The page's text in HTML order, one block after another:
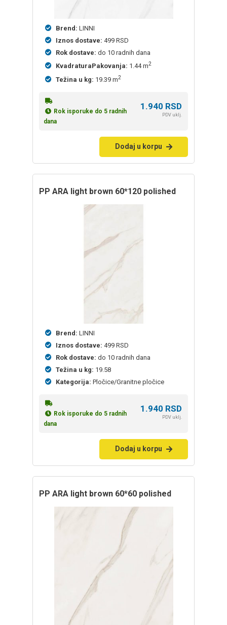
Brend: LINNI
Iznos dostave: 499 RSD
Rok dostave: do 10 radnih dana
KvadraturaPakovanja: 1.44 m2
Težina u kg: 19.39 m2
Rok isporuke do 5 radnih
dana
1.940 RSD
PDV uklj.
Dodaj u korpu
PP ARA light brown 60*120 polished
Brend: LINNI
Iznos dostave: 499 RSD
Rok dostave: do 10 radnih dana
Težina u kg: 19.58
Kategorija: Pločice/Granitne pločice
Rok isporuke do 5 radnih
dana
1.940 RSD
PDV uklj.
Dodaj u korpu
PP ARA light brown 60*60 polished